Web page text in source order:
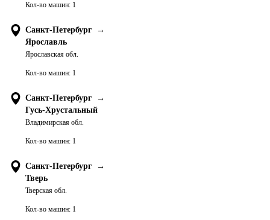
Кол-во машин: 1
Санкт-Петербург
→
Ярославль
Ярославская обл.
Кол-во машин: 1
Санкт-Петербург
→
Гусь-Хрустальный
Владимирская обл.
Кол-во машин: 1
Санкт-Петербург
→
Тверь
Тверская обл.
Кол-во машин: 1